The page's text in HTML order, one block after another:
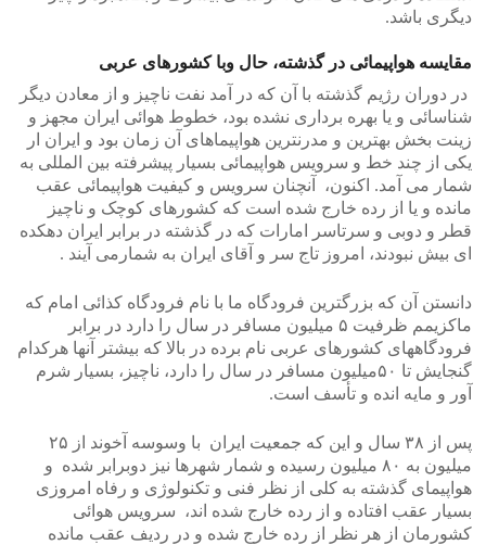
دیگری باشد.
مقایسه هواپیمائی در گذشته، حال وبا کشورهای عربی
در دوران رژیم گذشته با آن که در آمد نفت ناچیز و از معادن دیگر
شناسائی و یا بهره برداری نشده بود، خطوط هوائی ایران مجهز و
زینت بخش بهترین و مدرنترین هواپیماهای آن زمان بود و ایران ار
یکی از چند خط و سرویس هواپیمائی بسیار پیشرفته بین المللی به
شمار می آمد. اکنون، آنچنان سرویس و کیفیت هواپیمائی عقب
مانده و یا از رده خارج شده است که کشورهای کوچک و ناچیز
قطر و دوبی و سرتاسر امارات که در گذشته در برابر ایران دهکده
ای بیش نبودند، امروز تاج سر و آقای ایران به شمارمی آیند .
دانستن آن که بزرگترین فرودگاه ما با نام فرودگاه کذائی امام که
ماکزیمم ظرفیت ۵ میلیون مسافر در سال را دارد در برابر
فرودگاههای کشورهای عربی نام برده در بالا که بیشتر آنها هرکدام
گنجایش تا ۵۰میلیون مسافر در سال را دارد، ناچیز، بسیار شرم
آور و مایه انده و تأسف است.
پس از ۳۸ سال و این که جمعیت ایران با وسوسه آخوند از ۲۵
میلیون به ۸۰ میلیون رسیده و شمار شهرها نیز دوبرابر شده و
هواپیمای گذشته به کلی از نظر فنی و تکنولوژی و رفاه امروزی
بسیار عقب افتاده و از رده خارج شده اند، سرویس هوائی
کشورمان از هر نظر از رده خارج شده و در ردیف عقب مانده